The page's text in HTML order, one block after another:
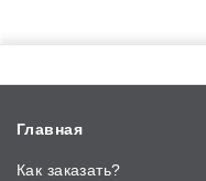
Главная
Как заказать?